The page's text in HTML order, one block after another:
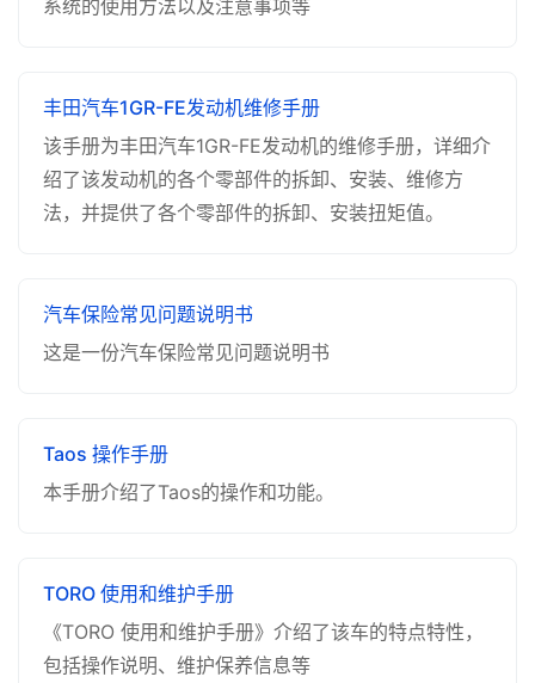
系统的使用方法以及注意事项等
丰田汽车1GR-FE发动机维修手册
该手册为丰田汽车1GR-FE发动机的维修手册，详细介
绍了该发动机的各个零部件的拆卸、安装、维修方
法，并提供了各个零部件的拆卸、安装扭矩值。
汽车保险常见问题说明书
这是一份汽车保险常见问题说明书
Taos 操作手册
本手册介绍了Taos的操作和功能。
TORO 使用和维护手册
《TORO 使用和维护手册》介绍了该车的特点特性，
包括操作说明、维护保养信息等